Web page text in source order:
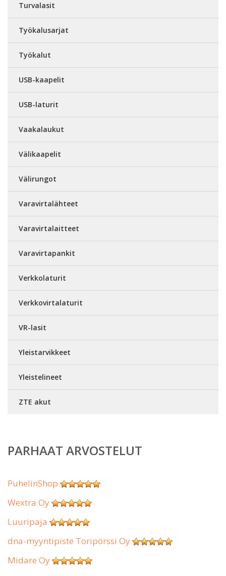
Turvalasit
Työkalusarjat
Työkalut
USB-kaapelit
USB-laturit
Vaakalaukut
Välikaapelit
Välirungot
Varavirtalähteet
Varavirtalaitteet
Varavirtapankit
Verkkolaturit
Verkkovirtalaturit
VR-lasit
Yleistarvikkeet
Yleistelineet
ZTE akut
PARHAAT ARVOSTELUT
PuhelinShop
Wextra Oy
Luuripaja
dna-myyntipiste Toripörssi Oy
Midare Oy